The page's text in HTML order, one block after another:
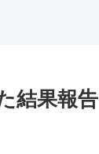
結果報告